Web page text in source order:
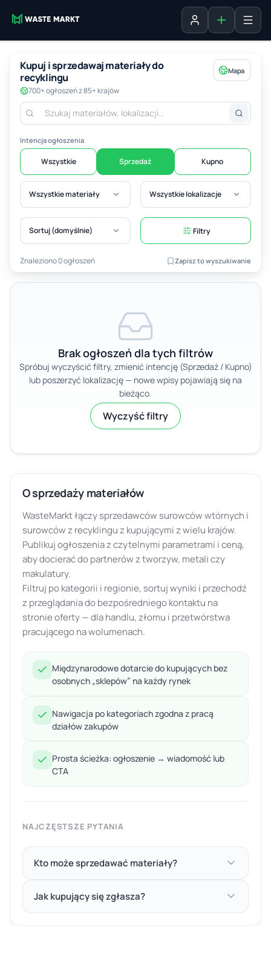
Zaloguj sięDodaj
Kupuj i sprzedawaj materiały do
recyklingu
700+ ogłoszeń z 85+ krajów
Mapa
Intencja ogłoszenia
Wszystkie Sprzedaż Kupno
Wszystkie materiały Wszystkie lokalizacje
Sortuj (domyślnie) Filtry
Znaleziono 0 ogłoszeń Zapisz to wyszukiwanie
Brak ogłoszeń dla tych filtrów
Spróbuj wyczyścić filtry, zmienić intencję (Sprzedaż / Kupno)
lub poszerzyć lokalizację — nowe wpisy pojawiają się na
bieżąco.
Wyczyść filtry
O sprzedaży materiałów
WasteMarkt łączy sprzedawców surowców wtórnych i
surowców z recyklingu z kupującymi z wielu krajów.
Publikuj ogłoszenia z czytelnymi parametrami i ceną,
aby docierać do partnerów z tworzyw, metali czy
makulatury.
Filtruj po kategorii i regionie, sortuj wyniki i przechodź
z przeglądania do bezpośredniego kontaktu na
stronie oferty — dla handlu, złomu i przetwórstwa
pracującego na wolumenach.
Międzynarodowe dotarcie do kupujących bez
osobnych „sklepów” na każdy rynek
Nawigacja po kategoriach zgodna z pracą
działów zakupów
Prosta ścieżka: ogłoszenie → wiadomość lub
CTA
NAJCZĘSTSZE PYTANIA
Kto może sprzedawać materiały?
Jak kupujący się zgłasza?